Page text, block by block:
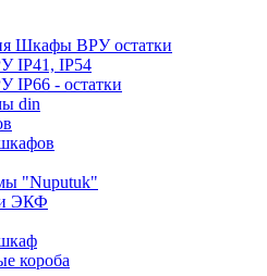
Шкафы ВРУ остатки
IP41, IP54
- остатки
din
"Nuputuk"
ЭКФ
короба